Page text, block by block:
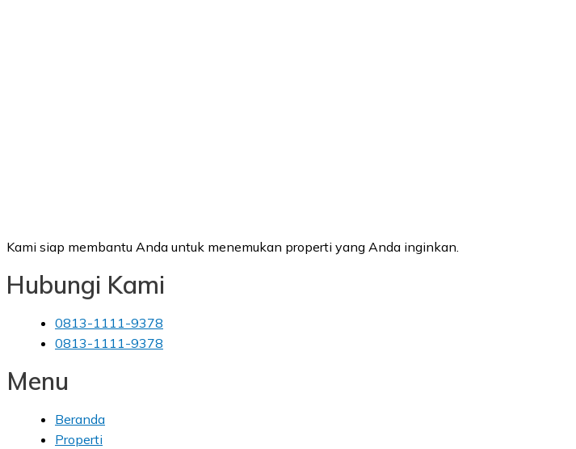
Kami siap membantu Anda untuk menemukan properti yang Anda inginkan.
Hubungi Kami
0813-1111-9378
0813-1111-9378
Menu
Beranda
Properti